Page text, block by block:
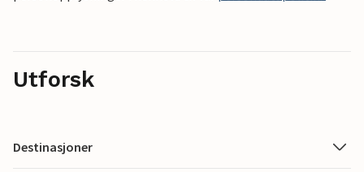
Utforsk
Destinasjoner